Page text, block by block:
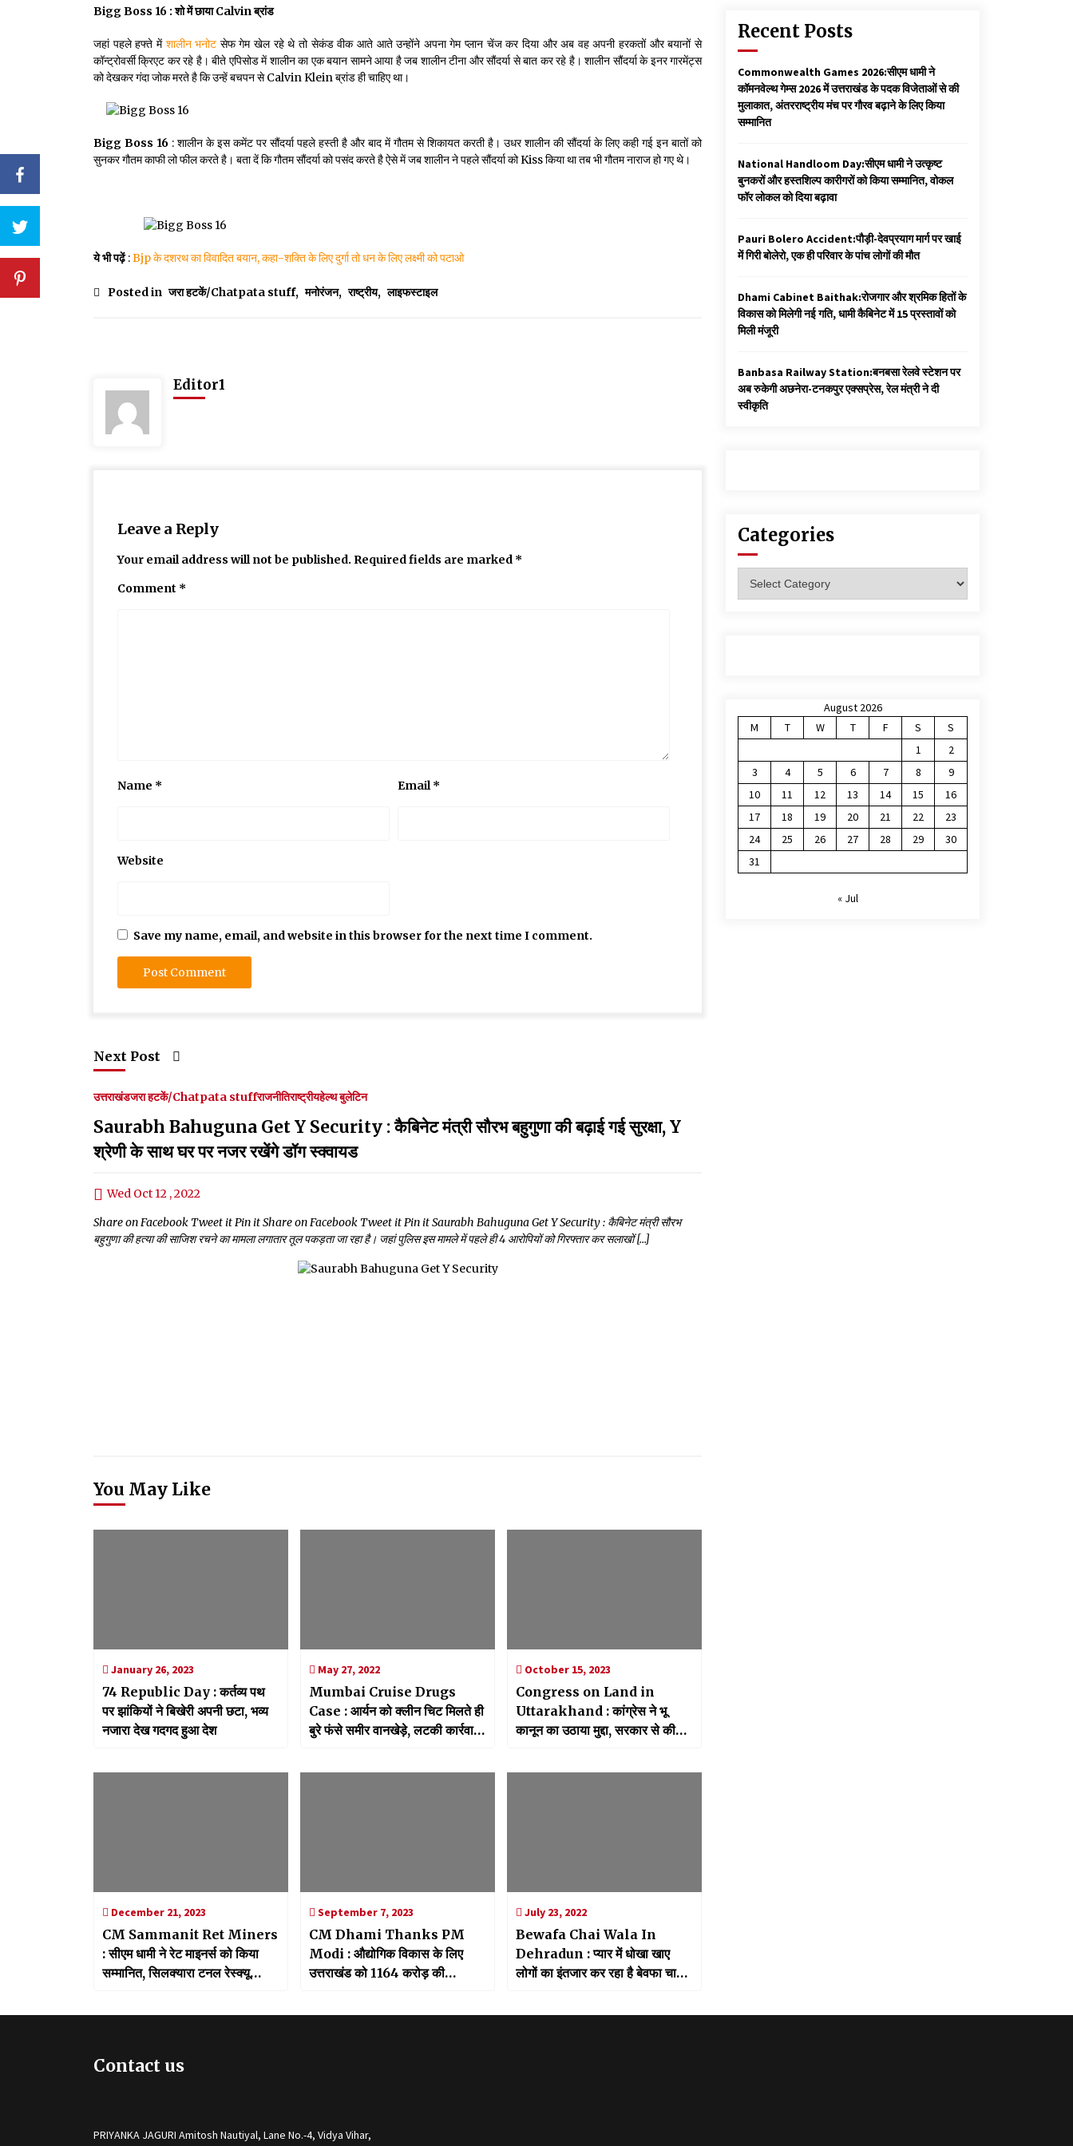
Bigg Boss 16 : शो में छाया Calvin ब्रांड
जहां पहले हफ्ते में शालीन भनोट सेफ गेम खेल रहे थे तो सेकंड वीक आते आते उन्होंने अपना गेम प्लान चेंज कर दिया और अब वह अपनी हरकतों और बयानों से
कॉन्ट्रोवर्सी क्रिएट कर रहे है। बीते एपिसोड में शालीन का एक बयान सामने आया है जब शालीन टीना और सौंदर्या से बात कर रहे है। शालीन सौंदर्या के इनर गारमेंट्स
को देखकर गंदा जोक मरते है कि उन्हें बचपन से Calvin Klein ब्रांड ही चाहिए था।
Bigg Boss 16 : शालीन के इस कमेंट पर सौंदर्या पहले हस्ती है और बाद में गौतम से शिकायत करती है। उधर शालीन की सौंदर्या के लिए कही गई इन बातों को
सुनकर गौतम काफी लो फील करते है। बता दें कि गौतम सौंदर्या को पसंद करते है ऐसे में जब शालीन ने पहले सौंदर्या को Kiss किया था तब भी गौतम नाराज हो गए थे।
ये भी पढ़ें:Bjp के दशरथ का विवादित बयान, कहा-शक्ति के लिए दुर्गा तो धन के लिए लक्ष्मी को पटाओ
Posted in जरा हटकें/Chatpata stuff, मनोरंजन, राष्ट्रीय, लाइफस्टाइल
Editor1
Leave a Reply
Your email address will not be published. Required fields are marked *
Comment *
Name * Email*
Website
Save my name, email, and website in this browser for the next time I comment.
Next Post
उत्तराखंडजरा हटकें/Chatpata stuffराजनीतिराष्ट्रीयहेल्थ बुलेटिन
Saurabh Bahuguna Get Y Security : कैबिनेट मंत्री सौरभ बहुगुणा की बढ़ाई गई सुरक्षा, Y
श्रेणी के साथ घर पर नजर रखेंगे डॉग स्क्वायड
Wed Oct 12 , 2022
Share on Facebook Tweet it Pin it Share on Facebook Tweet it Pin it Saurabh Bahuguna Get Y Security : कैबिनेट मंत्री सौरभ
बहुगुणा की हत्या की साजिश रचने का मामला लगातार तूल पकड़ता जा रहा है। जहां पुलिस इस मामले में पहले ही 4 आरोपियों को गिरफ्तार कर सलाखों […]
You May Like
January 26, 2023
74 Republic Day : कर्तव्य पथ
पर झांकियों ने बिखेरी अपनी छटा, भव्य
नजारा देख गदगद हुआ देश
May 27, 2022
Mumbai Cruise Drugs
Case : आर्यन को क्लीन चिट मिलते ही
बुरे फंसे समीर वानखेड़े, लटकी कार्रवाई
October 15, 2023
Congress on Land in
Uttarakhand : कांग्रेस ने भू
कानून का उठाया मुद्दा, सरकार से की
December 21, 2023
CM Sammanit Ret Miners
: सीएम धामी ने रेट माइनर्स को किया
सम्मानित, सिलक्यारा टनल रेस्क्यू
September 7, 2023
CM Dhami Thanks PM
Modi : औद्योगिक विकास के लिए
उत्तराखंड को 1164 करोड़ की
Modi का जताया आभार
July 23, 2022
Bewafa Chai Wala In
Dehradun : प्यार में धोखा खाए
लोगों का इंतजार कर रहा है बेवफा चाय
हैवी डिस्‍काउंट
Recent Posts
Commonwealth Games 2026:सीएम धामी ने
कॉमनवेल्थ गेम्स 2026 में उत्तराखंड के पदक विजेताओं से की
मुलाकात, अंतरराष्ट्रीय मंच पर गौरव बढ़ाने के लिए किया
सम्मानित
National Handloom Day:सीएम धामी ने उत्कृष्ट
बुनकरों और हस्तशिल्प कारीगरों को किया सम्मानित, वोकल
फॉर लोकल को दिया बढ़ावा
Pauri Bolero Accident:पौड़ी-देवप्रयाग मार्ग पर खाई
में गिरी बोलेरो, एक ही परिवार के पांच लोगों की मौत
Dhami Cabinet Baithak:रोजगार और श्रमिक हितों के
विकास को मिलेगी नई गति, धामी कैबिनेट में 15 प्रस्तावों को
मिली मंजूरी
Banbasa Railway Station:बनबसा रेलवे स्टेशन पर
अब रुकेगी अछनेरा-टनकपुर एक्सप्रेस, रेल मंत्री ने दी
स्वीकृति
Categories
August 2026
M
T W T F S
S
1
2
3
4 5 6 7 8
9
10
11 12 13 14 15
16
17
18 19 20 21 22
23
24
25 26 27 28 29
30
31
« Jul
Contact us
PRIYANKA JAGURI Amitosh Nautiyal, Lane No.-4, Vidya Vihar,